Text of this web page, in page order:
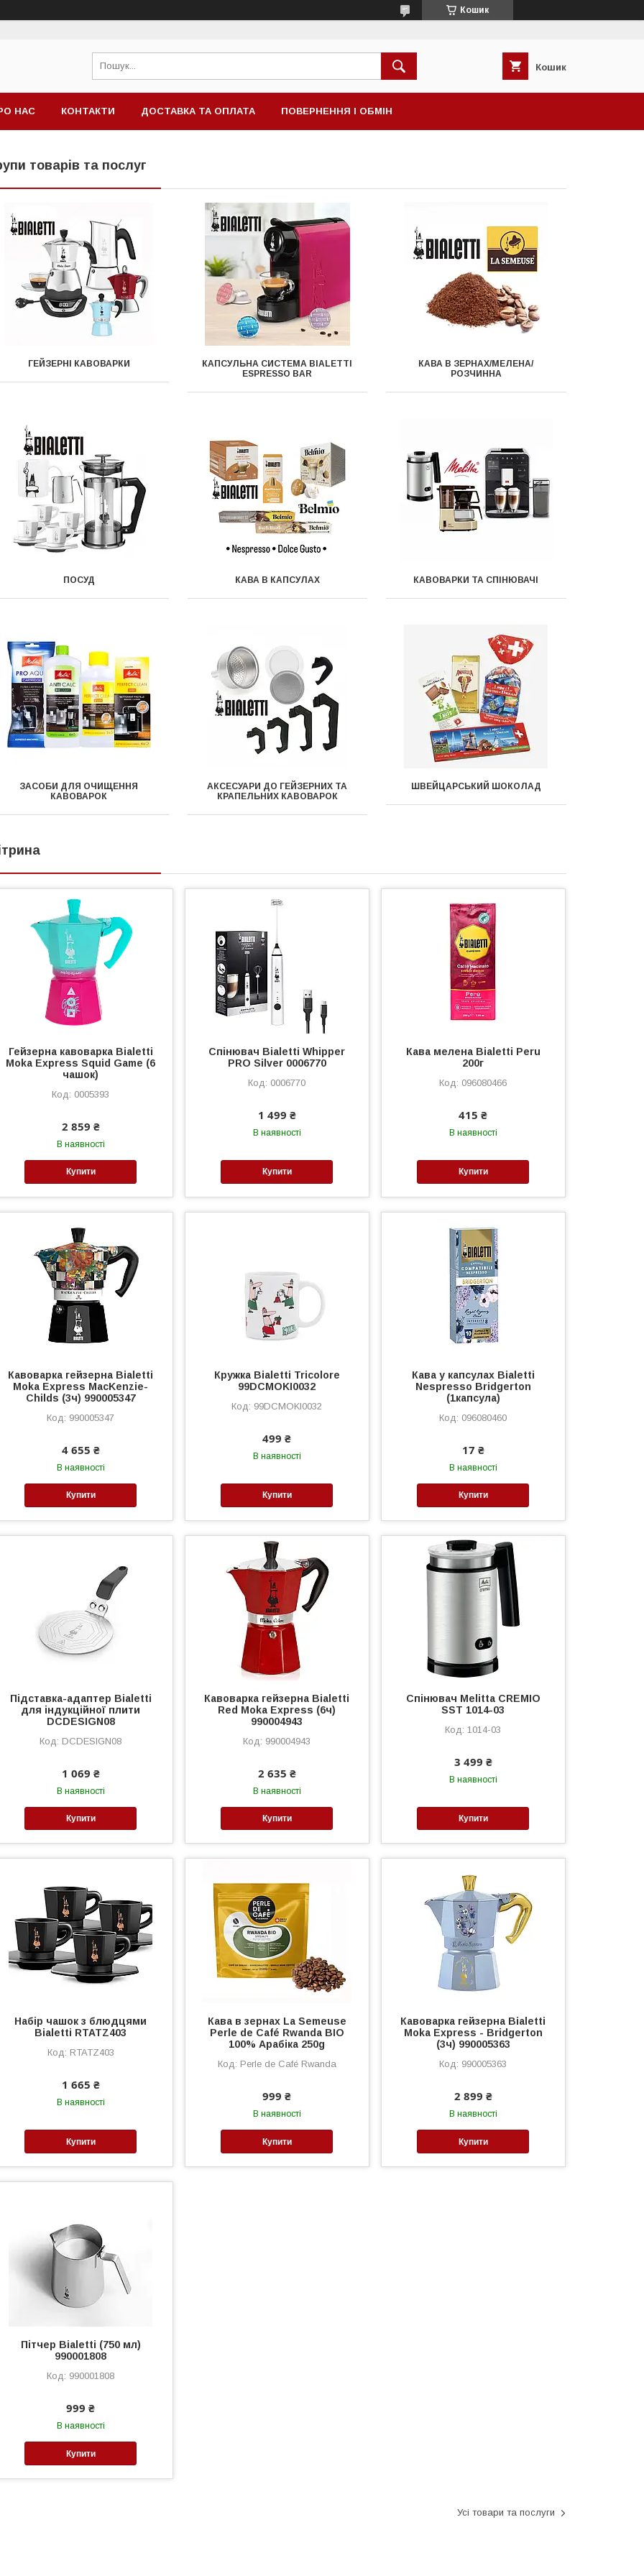
Кошик
Кошик
НАС КОНТАКТИ ДОСТАВКА ТА ОПЛАТА ПОВЕРНЕННЯ І ОБМІН
товарів та послуг
ГЕЙЗЕРНІ КАВОВАРКИ
КАПСУЛЬНА СИСТЕМА BIALETTI
ESPRESSO BAR
КАВА В ЗЕРНАХ/МЕЛЕНА/
РОЗЧИННА
ПОСУД КАВА В КАПСУЛАХ КАВОВАРКИ ТА СПІНЮВАЧІ
ЗАСОБИ ДЛЯ ОЧИЩЕННЯ
КАВОВАРОК
АКСЕСУАРИ ДО ГЕЙЗЕРНИХ ТА
КРАПЕЛЬНИХ КАВОВАРОК
ШВЕЙЦАРСЬКИЙ ШОКОЛАД
Гейзерна кавоварка Bialetti
Moka Express Squid Game (6
чашок)
0005393
2 859 ₴
В наявності
Купити
Спінювач Bialetti Whipper
PRO Silver 0006770
0006770
1 499 ₴
В наявності
Купити
Кава мелена Bialetti Peru
200г
096080466
415 ₴
В наявності
Купити
Кавоварка гейзерна Bialetti
Moka Express MacKenzie-
Childs (3ч) 990005347
990005347
4 655 ₴
В наявності
Купити
Кружка Bialetti Tricolore
99DCMOKI0032
99DCMOKI0032
499 ₴
В наявності
Купити
Кава у капсулах Bialetti
Nespresso Bridgerton
(1капсула)
096080460
17 ₴
В наявності
Купити
Підставка-адаптер Bialetti
для індукційної плити
DCDESIGN08
DCDESIGN08
1 069 ₴
В наявності
Купити
Кавоварка гейзерна Bialetti
Red Moka Express (6ч)
990004943
990004943
2 635 ₴
В наявності
Купити
Спінювач Melitta CREMIO
SST 1014-03
1014-03
3 499 ₴
В наявності
Купити
Набір чашок з блюдцями
Bialetti RTATZ403
RTATZ403
1 665 ₴
В наявності
Купити
Кава в зернах La Semeuse
Perle de Café Rwanda BIO
100% Арабіка 250g
Perle de Café Rwanda
999 ₴
В наявності
Купити
Кавоварка гейзерна Bialetti
Moka Express - Bridgerton
(3ч) 990005363
990005363
2 899 ₴
В наявності
Купити
Пітчер Bialetti (750 мл)
990001808
990001808
999 ₴
В наявності
Купити
Усі товари та послуги